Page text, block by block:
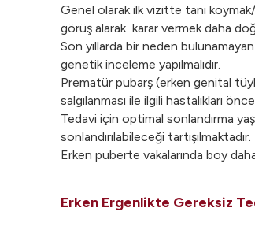
Genel olarak ilk vizitte tanı
görüş alarak karar vermek daha
Son yıllarda bir neden
genetik inceleme yapılmalıdır.
Prematür pubarş (erken genital
salgılanması ile ilgili hastalıkları
Tedavi için optimal sonlandırma
sonlandırılabileceği tartışılmaktadır.
Erken puberte vakalarında boy
Erken Ergenlikte Gereksiz